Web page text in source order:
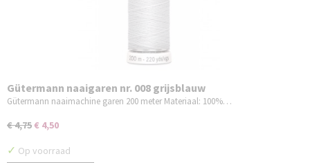
Gütermann naaigaren nr. 008 grijsblauw
Gütermann naaimachine garen 200 meter Materiaal: 100%…
€ 4,75€ 4,50
✓ Op voorraad